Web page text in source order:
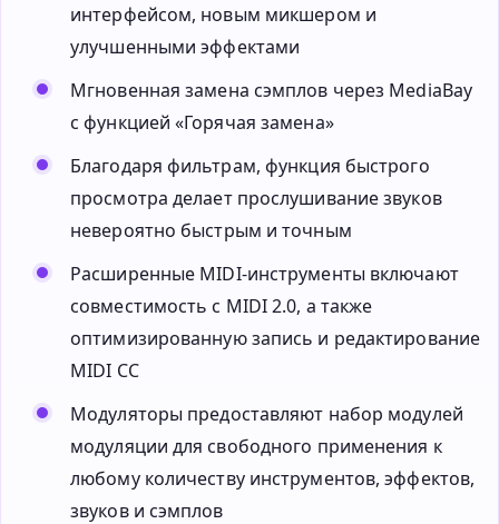
интерфейсом, новым микшером и
улучшенными эффектами
Мгновенная замена сэмплов через MediaBay
с функцией «Горячая замена»
Благодаря фильтрам, функция быстрого
просмотра делает прослушивание звуков
невероятно быстрым и точным
Расширенные MIDI-инструменты включают
совместимость с MIDI 2.0, а также
оптимизированную запись и редактирование
MIDI CC
Модуляторы предоставляют набор модулей
модуляции для свободного применения к
любому количеству инструментов, эффектов,
звуков и сэмплов